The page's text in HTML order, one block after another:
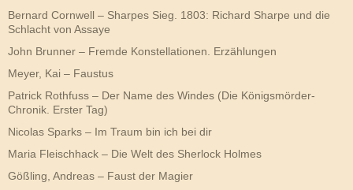
Bernard Cornwell – Sharpes Sieg. 1803: Richard Sharpe und die
Schlacht von Assaye
John Brunner – Fremde Konstellationen. Erzählungen
Meyer, Kai – Faustus
Patrick Rothfuss – Der Name des Windes (Die Königsmörder-
Chronik. Erster Tag)
Nicolas Sparks – Im Traum bin ich bei dir
Maria Fleischhack – Die Welt des Sherlock Holmes
Gößling, Andreas – Faust der Magier